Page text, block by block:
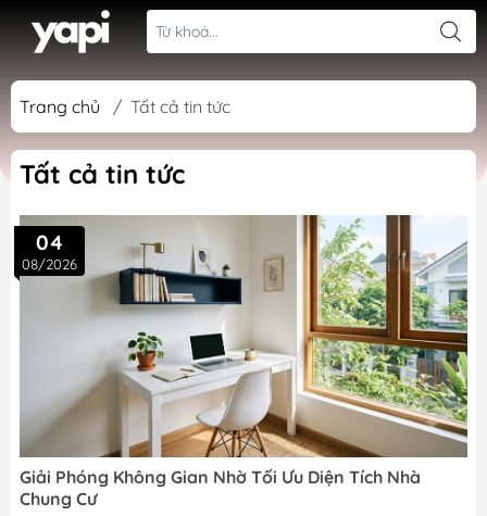
Trang chủ / Tất cả tin tức
Tất cả tin tức
04
08/2026
Giải Phóng Không Gian Nhờ Tối Ưu Diện Tích Nhà
Chung Cư